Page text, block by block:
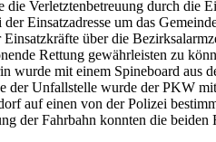
die Verletztenbetreuung durch die
der Einsatzadresse um das
über die
Rettung gewährleisten zu
wurde mit einem Spineboard aus
der Unfallstelle wurde der PKW
auf einen von der Polizei
der Fahrbahn konnten die